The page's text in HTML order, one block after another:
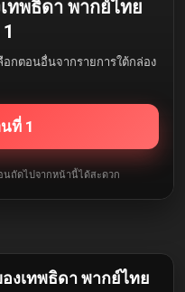
ทพธิดา พากย์ไทย
อกตอนอื่นจากรายการใต้กล่อง
ที่ 1
นถัดไปจากหน้านี้ได้สะดวก
งเทพธิดา พากย์ไทย